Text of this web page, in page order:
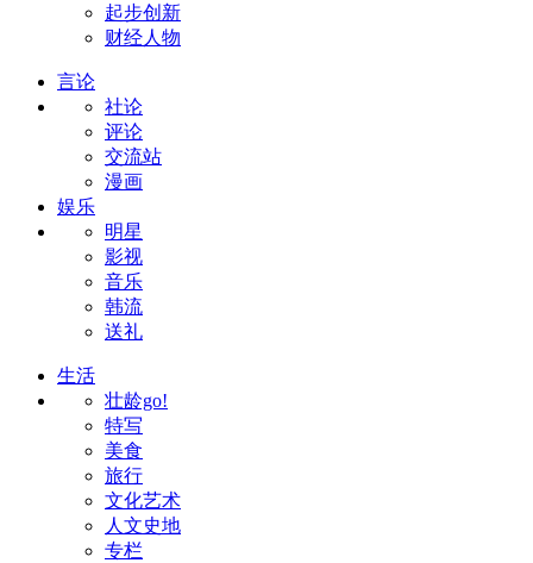
起步创新
财经人物
言论
社论
评论
交流站
漫画
娱乐
明星
影视
音乐
韩流
送礼
生活
壮龄go!
特写
美食
旅行
文化艺术
人文史地
专栏